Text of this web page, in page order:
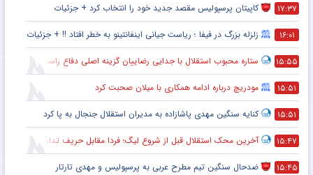
۱۷:۳۷ کاپیتان پرسپولیس مقصد جدید خود را انتخاب کرد + جزئیات
۱۶:۰۱ زلزله بزرگ در فیفا ؛ ریاست جیانی اینفانتینو به خطر افتاد !! + جزئیات
۱۵:۵۵ ستاره محبوب استقلال با جدایی رضاییان گزینه اصلی دفاع راست این تیم
۱۵:۵۱ مودریچ درباره ادامه همکاری با میلان صحبت کرد
۱۵:۵۱ کنایه سنگین مهدی پاشازاده به مدیران استقلال جنجال به پا کرد
۱۵:۴۷ آخرین محک استقلال قبل از شروع لیگ؛ فردا مقابل حریف تدارکاتی
۱۵:۴۵ ضدحال سنگین تیم مطرح عربی به پرسپولیس و مهدی تارتار